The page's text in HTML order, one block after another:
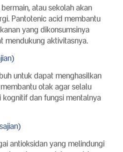
atau sekolah akan
Pantotenic acid membantu
yang dikonsumsinya
mendukung aktivitasnya.
untuk dapat menghasilkan
otak agar selalu
dan fungsi mentalnya
antioksidan yang melindungi